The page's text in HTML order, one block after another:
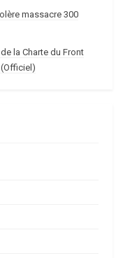
massacre 300
la Charte du Front